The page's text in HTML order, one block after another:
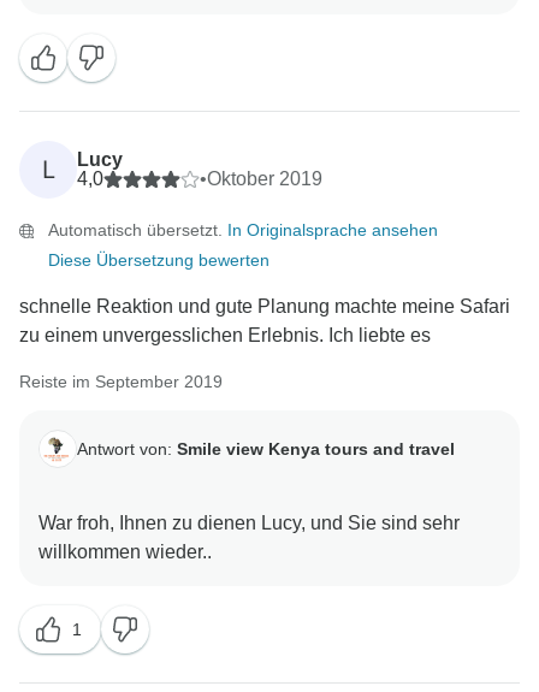
L
Lucy
4,0
•Oktober 2019
Automatisch übersetzt. In Originalsprache ansehen
Diese Übersetzung bewerten
schnelle Reaktion und gute Planung machte meine Safari
zu einem unvergesslichen Erlebnis. Ich liebte es
Reiste im September 2019
Antwort von: Smile view Kenya tours and travel
War froh, Ihnen zu dienen Lucy, und Sie sind sehr
1